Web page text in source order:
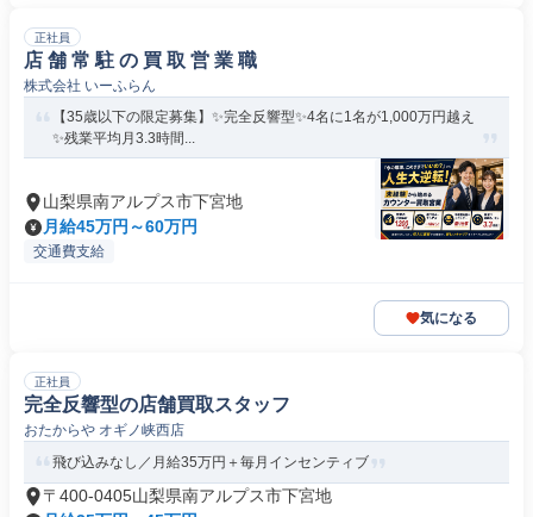
正社員
店 舗 常 駐 の 買 取 営 業 職
株式会社 いーふらん
【35歳以下の限定募集】✨完全反響型✨4名に1名が1,000万円越え
✨残業平均月3.3時間...
山梨県南アルプス市下宮地
月給45万円～60万円
交通費支給
気になる
正社員
完全反響型の店舗買取スタッフ
おたからや オギノ峡西店
飛び込みなし／月給35万円＋毎月インセンティブ
〒400-0405山梨県南アルプス市下宮地